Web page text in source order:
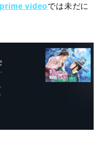
videoでは未だに